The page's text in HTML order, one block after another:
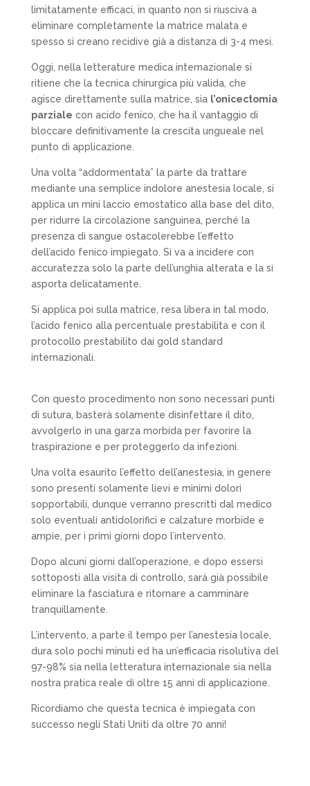
limitatamente efficaci, in quanto non si riusciva a
eliminare completamente la matrice malata e
spesso si creano recidive già a distanza di 3-4 mesi.
Oggi, nella letterature medica internazionale si
ritiene che la tecnica chirurgica più valida, che
agisce direttamente sulla matrice, sia l’onicectomia
parziale con acido fenico, che ha il vantaggio di
bloccare definitivamente la crescita ungueale nel
punto di applicazione.
Una volta “addormentata” la parte da trattare
mediante una semplice indolore anestesia locale, si
applica un mini laccio emostatico alla base del dito,
per ridurre la circolazione sanguinea, perché la
presenza di sangue ostacolerebbe l’effetto
dell’acido fenico impiegato. Si va a incidere con
accuratezza solo la parte dell’unghia alterata e la si
asporta delicatamente.
Si applica poi sulla matrice, resa libera in tal modo,
l’acido fenico alla percentuale prestabilita e con il
protocollo prestabilito dai gold standard
internazionali.
Con questo procedimento non sono necessari punti
di sutura, basterà solamente disinfettare il dito,
avvolgerlo in una garza morbida per favorire la
traspirazione e per proteggerlo da infezioni.
Una volta esaurito l’effetto dell’anestesia, in genere
sono presenti solamente lievi e minimi dolori
sopportabili, dunque verranno prescritti dal medico
solo eventuali antidolorifici e calzature morbide e
ampie, per i primi giorni dopo l’intervento.
Dopo alcuni giorni dall’operazione, e dopo essersi
sottoposti alla visita di controllo, sarà già possibile
eliminare la fasciatura e ritornare a camminare
tranquillamente.
L’intervento, a parte il tempo per l’anestesia locale,
dura solo pochi minuti ed ha un’efficacia risolutiva del
97-98% sia nella letteratura internazionale sia nella
nostra pratica reale di oltre 15 anni di applicazione.
Ricordiamo che questa tecnica è impiegata con
successo negli Stati Uniti da oltre 70 anni!